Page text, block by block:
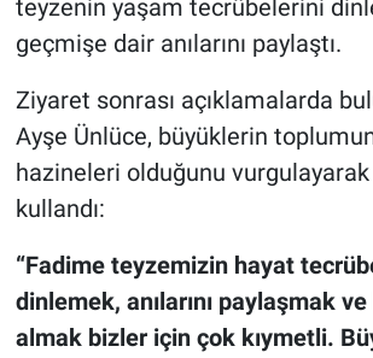
teyzenin yaşam tecrübelerini
geçmişe dair anılarını paylaştı.
Ziyaret sonrası açıklamalarda
Ayşe Ünlüce, büyüklerin
hazineleri olduğunu
kullandı:
“Fadime teyzemizin hayat
dinlemek, anılarını paylaşmak ve
almak bizler için çok kıymetli.